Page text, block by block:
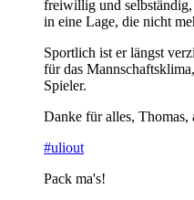
freiwillig und
in eine Lage, die nicht
Sportlich ist er längst
für das
Spieler.
Danke für alles, Thomas,
#uliout
Pack ma's!